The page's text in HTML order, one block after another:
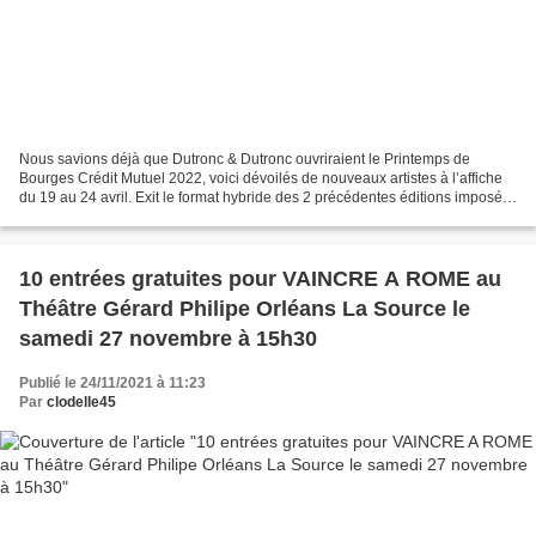
Nous savions déjà que Dutronc & Dutronc ouvriraient le Printemps de
Bourges Crédit Mutuel 2022, voici dévoilés de nouveaux artistes à l’affiche
du 19 au 24 avril. Exit le format hybride des 2 précédentes éditions imposé
10 entrées gratuites pour VAINCRE A ROME au
Théâtre Gérard Philipe Orléans La Source le
samedi 27 novembre à 15h30
Publié le 24/11/2021 à 11:23
Par clodelle45